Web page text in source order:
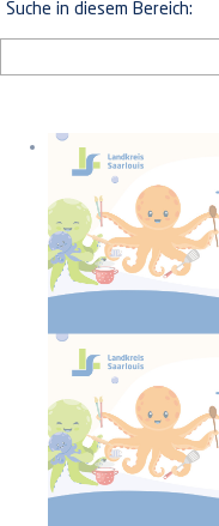
Suche in diesem Bereich: